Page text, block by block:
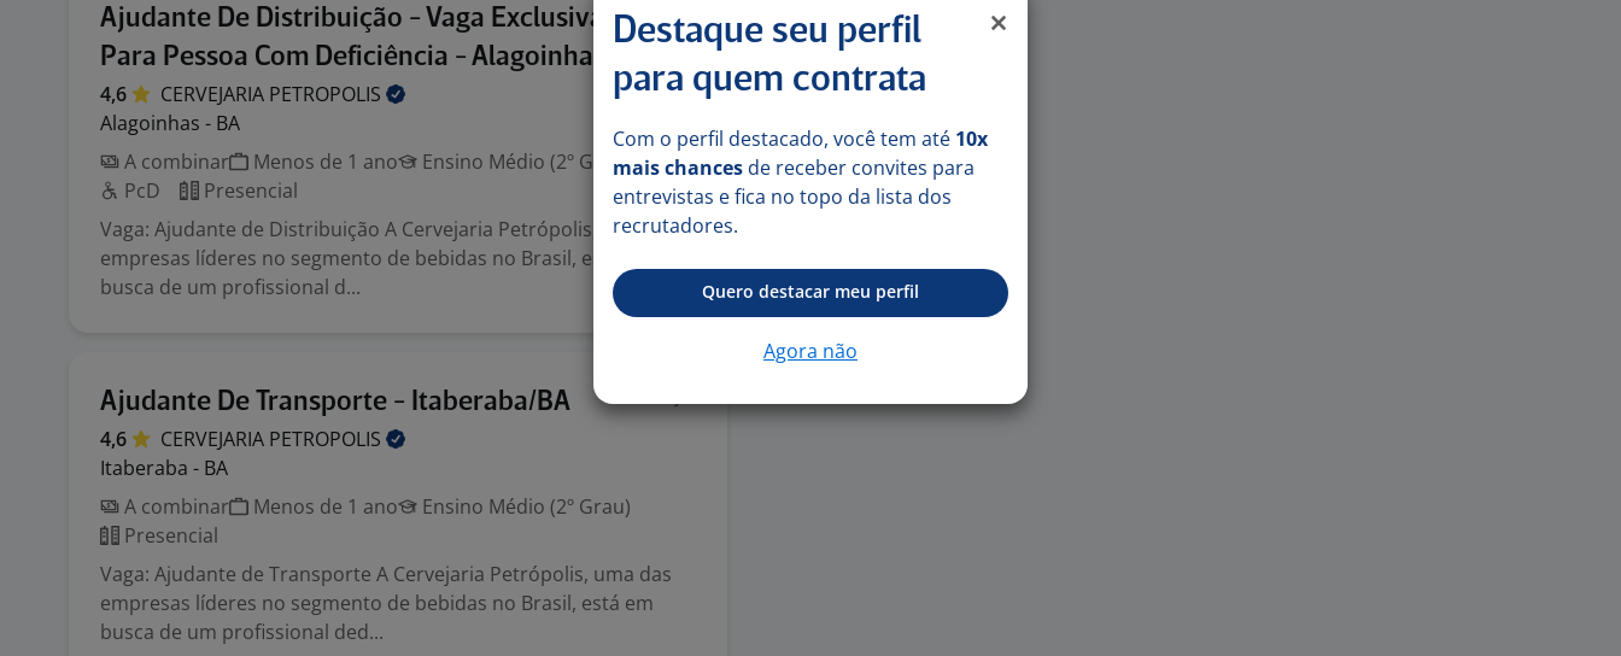
Ajudante De Distribuição - Vaga Exclusiva
Para Pessoa Com Deficiência - Alagoinhas/BA
15 jul
4,6 CERVEJARIA PETROPOLIS
Alagoinhas - BA
A combinar
Menos de 1 ano
Ensino Médio (2º Grau)
PcD
Presencial
Vaga: Ajudante de Distribuição A Cervejaria Petrópolis, uma das
empresas líderes no segmento de bebidas no Brasil, está em
busca de um profissional d...
Ajudante De Transporte - Itaberaba/BA
4,6 CERVEJARIA PETROPOLIS
Itaberaba - BA
A combinar
Menos de 1 ano
Ensino Médio (2º Grau)
Presencial
Vaga: Ajudante de Transporte A Cervejaria Petrópolis, uma das
empresas líderes no segmento de bebidas no Brasil, está em
busca de um profissional ded...
Destaque seu perfil
para quem contrata
Com o perfil destacado, você tem até 10x
mais chances de receber convites para
entrevistas e fica no topo da lista dos
recrutadores.
Quero destacar meu perfil
Agora não